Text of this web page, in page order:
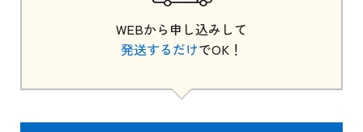
WEBから申し込みして
発送するだけでOK！